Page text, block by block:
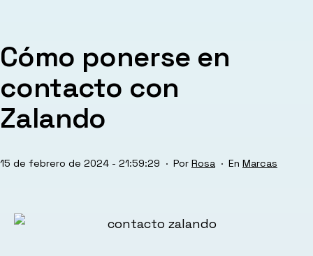
Cómo ponerse en
contacto con
Zalando
Publicada
15 de febrero de 2024 - 21:59:29 Por Rosa
Categorizado
Marcas